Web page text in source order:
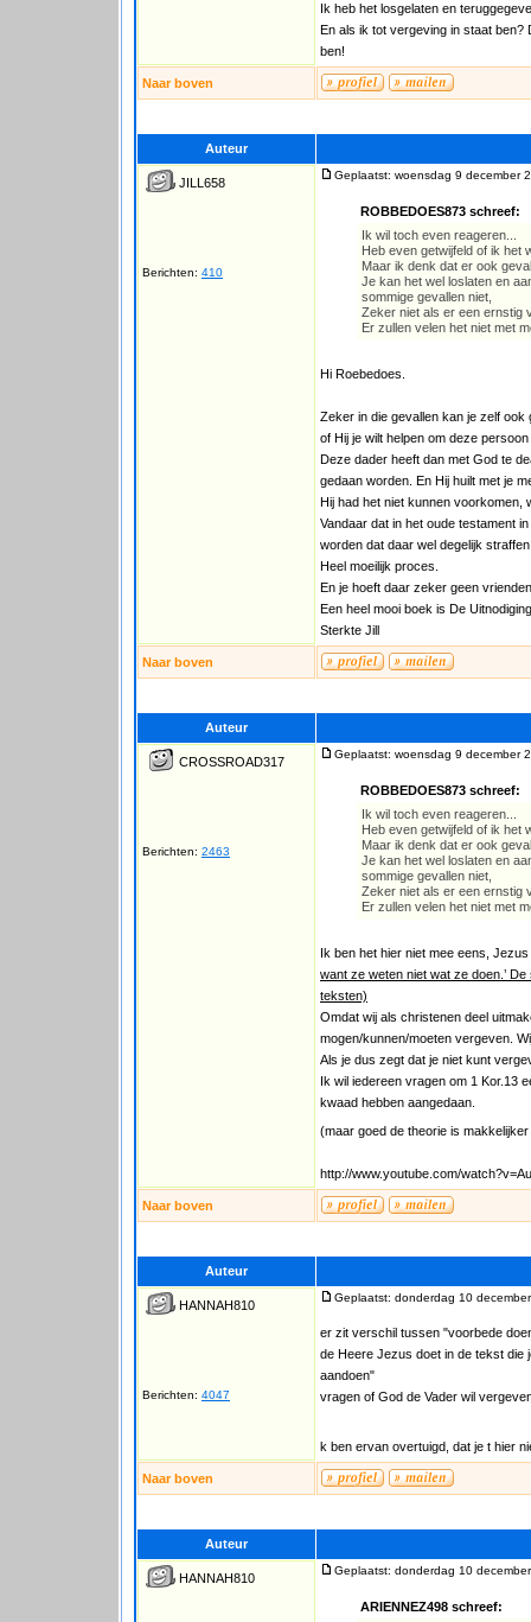
Ik heb het losgelaten en
En als ik tot vergeving in staat ben?
ben!
Naar boven
Auteur
JILL658
Berichten: 410
Geplaatst: woensdag 9 december
ROBBEDOES873 schreef:
Ik wil toch even reageren...
Heb even getwijfeld of ik het
Maar ik denk dat er ook
Je kan het wel loslaten en
sommige gevallen niet,
Zeker niet als er een ernstig
Er zullen velen het niet met
Hi Roebedoes.
Zeker in die gevallen kan je zelf
of Hij je wilt helpen om deze
Deze dader heeft dan met God te
gedaan worden. En Hij huilt met je
Hij had het niet kunnen voorkomen,
Vandaar dat in het oude testament
worden dat daar wel degelijk
Heel moeilijk proces.
En je hoeft daar zeker geen
Een heel mooi boek is De
Sterkte Jill
Naar boven
Auteur
CROSSROAD317
Berichten: 2463
Geplaatst: woensdag 9 december
ROBBEDOES873 schreef:
Ik wil toch even reageren...
Heb even getwijfeld of ik het
Maar ik denk dat er ook
Je kan het wel loslaten en
sommige gevallen niet,
Zeker niet als er een ernstig
Er zullen velen het niet met
Ik ben het hier niet mee eens,
want ze weten niet wat ze doen.’
teksten)
Omdat wij als christenen deel
mogen/kunnen/moeten vergeven.
Als je dus zegt dat je niet kunt
Ik wil iedereen vragen om 1 Kor.13
kwaad hebben aangedaan.
(maar goed de theorie is
http://www.youtube.com/
Naar boven
Auteur
HANNAH810
Berichten: 4047
Geplaatst: donderdag 10
er zit verschil tussen "voorbede
de Heere Jezus doet in de tekst die
aandoen"
vragen of God de Vader wil
k ben ervan overtuigd, dat je t hier
Naar boven
Auteur
HANNAH810
Geplaatst: donderdag 10
ARIENNEZ498 schreef: